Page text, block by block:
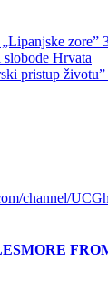
zore”
Hrvata
pristup
channel/
MORE